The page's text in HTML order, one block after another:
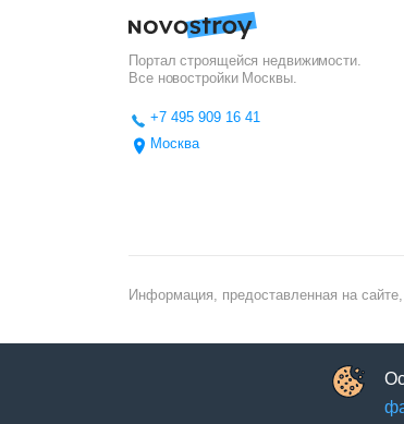
Портал строящейся недвижимости.
Все новостройки Москвы.
+7 495 909 16 41
Москва
Информация, предоставленная на